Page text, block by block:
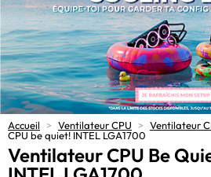
Accueil > Ventilateur CPU > Ventilateur
CPU be quiet! INTEL LGA1700
Ventilateur CPU Be